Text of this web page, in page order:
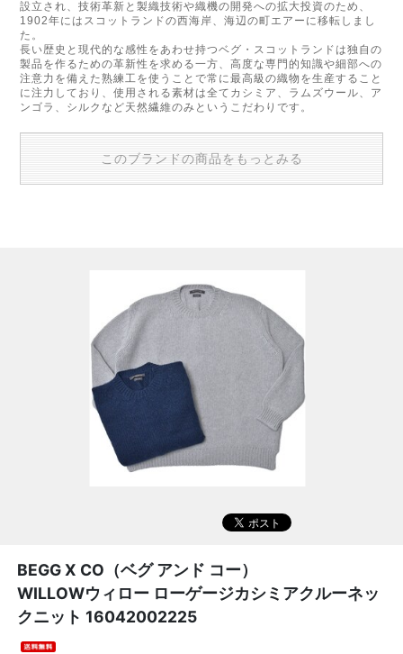
設立され、技術革新と製織技術や織機の開発への拡大投資のため、
1902年にはスコットランドの西海岸、海辺の町エアーに移転しまし
た。
長い歴史と現代的な感性をあわせ持つベグ・スコットランドは独自の
製品を作るための革新性を求める一方、高度な専門的知識や細部への
注意力を備えた熟練工を使うことで常に最高級の織物を生産すること
に注力しており、使用される素材は全てカシミア、ラムズウール、ア
ンゴラ、シルクなど天然繊維のみというこだわりです。
このブランドの商品をもっとみる
BEGG X CO（ベグ アンド コー）
WILLOWウィロー ローゲージカシミアクルーネッ
クニット 16042002225